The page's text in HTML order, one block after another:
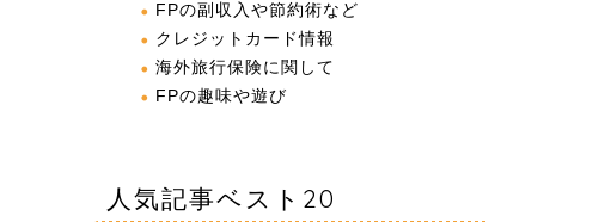
FPの副収入や節約術など
クレジットカード情報
海外旅行保険に関して
FPの趣味や遊び
人気記事ベスト20